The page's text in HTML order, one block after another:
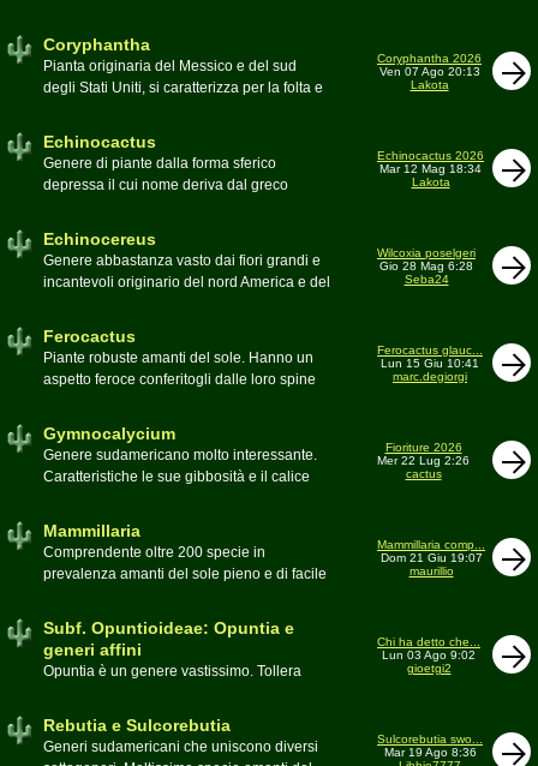
ModeratoreLuca
Coryphantha
Pianta originaria del Messico e del sud
degli Stati Uniti, si caratterizza per la folta e
ànthos (fiore) per via dei suoi fiori che
spuntano sulla cima della pianta
Moderatore
Coryphantha 2026
Ven 07 Ago 20:13
Lakota
Echinocactus
Genere di piante dalla forma sferico
depressa il cui nome deriva dal greco
denominati cactus barile per il loro notevole
pessimo
Echinocactus 2026
Mar 12 Mag 18:34
Lakota
Echinocereus
Genere abbastanza vasto dai fiori grandi e
incantevoli originario del nord America e del
Wilcoxia poselgeri
Gio 28 Mag 6:28
Seba24
Ferocactus
Piante robuste amanti del sole. Hanno un
aspetto feroce conferitogli dalle loro spine
Ferocactus glauc...
Lun 15 Giu 10:41
marc.degiorgi
Gymnocalycium
Genere sudamericano molto interessante.
Caratteristiche le sue gibbosità e il calice
Fioriture 2026
Mer 22 Lug 2:26
cactus
Mammillaria
Comprendente oltre 200 specie in
prevalenza amanti del sole pieno e di facile
Mammillaria comp...
Dom 21 Giu 19:07
maurillio
Subf. Opuntioideae: Opuntia e
generi affini
Opuntia è un genere vastissimo. Tollera
Canada. Caratteristiche le temute spine
Chi ha detto che...
Lun 03 Ago 9:02
gioetgi2
Rebutia e Sulcorebutia
Generi sudamericani che uniscono diversi
Sulcorebutia swo...
Mar 19 Ago 8:36